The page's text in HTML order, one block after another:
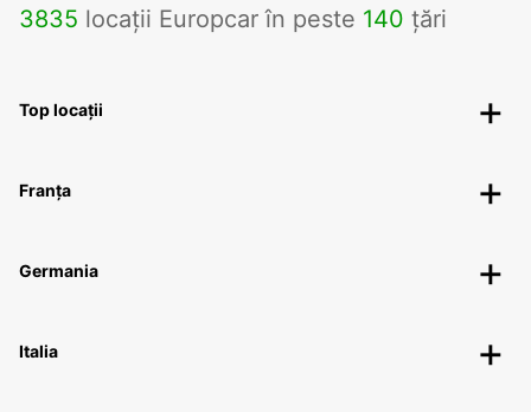
3835 locații Europcar în peste 140 țări
Top locații
Franța
Germania
Italia